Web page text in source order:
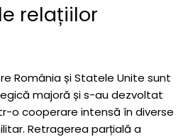
relațiilor
România și Statele Unite sunt
majoră și s-au dezvoltat
o cooperare intensă în diverse
Retragerea parțială a